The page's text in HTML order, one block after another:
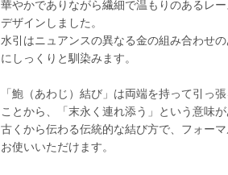
華やかでありながら繊細で温もりのあるレ
デザインしました。
水引はニュアンスの異なる金の組み合わせ
にしっくりと馴染みます。
「鮑（あわじ）結び」は両端を持って引っ
ことから、「末永く連れ添う」という意味が
古くから伝わる伝統的な結び方で、フォー
お使いいただけます。